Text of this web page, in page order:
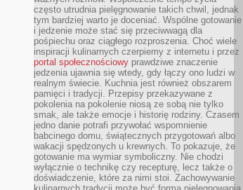
często utrudnia pielęgnowanie takich chwil, jednak
tym bardziej warto je doceniać. Wspólne gotowanie
i jedzenie może stać się przeciwwagą dla
pośpiechu oraz ciągłego rozproszenia. Choć wiele
inspiracji kulinarnych czerpiemy z internetu i przez
portal społecznościowy prawdziwe znaczenie
jedzenia ujawnia się wtedy, gdy łączy ono ludzi w
realnym świecie. Kuchnia jest również obszarem
pamięci i tradycji. Przepisy przekazywane z
pokolenia na pokolenie niosą ze sobą nie tylko
smak, ale także emocje i historię rodziny. Czasem
jedno danie potrafi przywołać wspomnienie
babcinego domu, świątecznych przygotowań albo
wakacji spędzonych u krewnych. To pokazuje, że
gotowanie ma wymiar symboliczny. Nie chodzi
wyłącznie o technikę czy recepturę, lecz także o
doświadczenie, które za nimi stoi. Zachowywanie